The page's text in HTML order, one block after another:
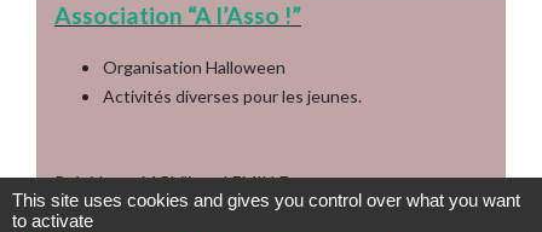
Association “A l’Asso !”
Organisation Halloween
Activités diverses pour les jeunes.
Président : M Philippe LEMILLE
CONTACTER L'ASSOCIATION
This site uses cookies and gives you control over what you want
to activate